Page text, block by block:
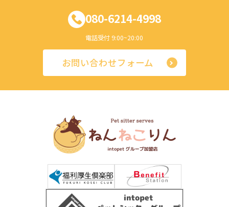
080-6214-4998
電話受付 9:00~20:00
お問い合わせフォーム